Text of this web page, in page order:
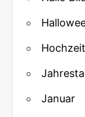
Hochzeit
Januar